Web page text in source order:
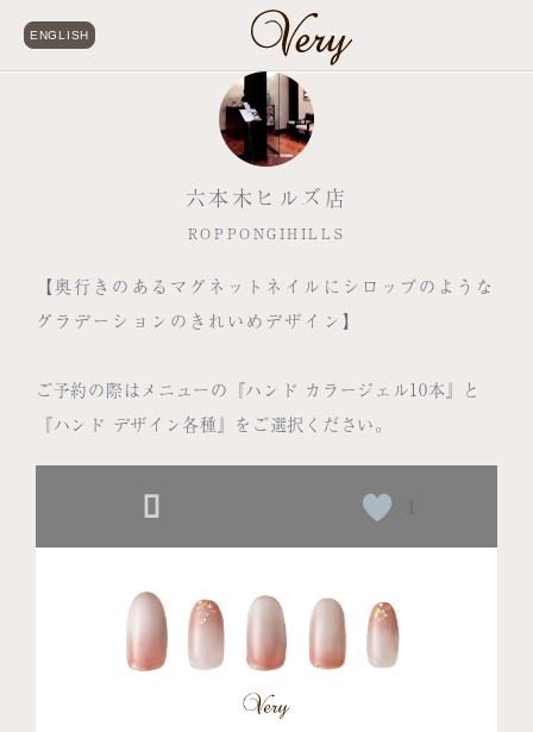
ENGLISH
六本木ヒルズ店
ROPPONGIHILLS
【奥行きのあるマグネットネイルにシロップのような
グラデーションのきれいめデザイン】
ご予約の際はメニューの『ハンド カラージェル10本』と
『ハンド デザイン各種』をご選択ください。